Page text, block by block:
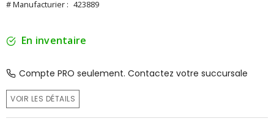
# Manufacturier : 423889
En inventaire
Compte PRO seulement. Contactez votre succursale
VOIR LES DÉTAILS